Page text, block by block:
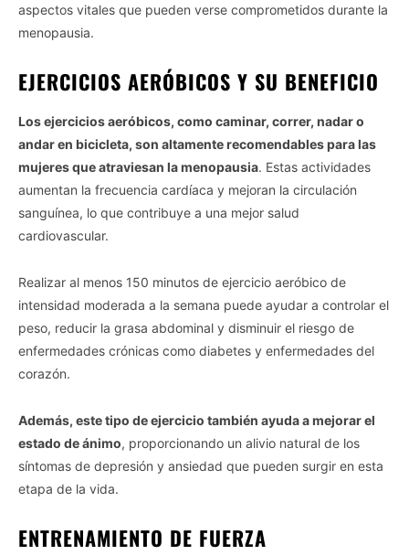
aspectos vitales que pueden verse comprometidos durante la
menopausia.
EJERCICIOS AERÓBICOS Y SU BENEFICIO
Los ejercicios aeróbicos, como caminar, correr, nadar o
andar en bicicleta, son altamente recomendables para las
mujeres que atraviesan la menopausia. Estas actividades
aumentan la frecuencia cardíaca y mejoran la circulación
sanguínea, lo que contribuye a una mejor salud
cardiovascular.
Realizar al menos 150 minutos de ejercicio aeróbico de
intensidad moderada a la semana puede ayudar a controlar el
peso, reducir la grasa abdominal y disminuir el riesgo de
enfermedades crónicas como diabetes y enfermedades del
corazón.
Además, este tipo de ejercicio también ayuda a mejorar el
estado de ánimo, proporcionando un alivio natural de los
síntomas de depresión y ansiedad que pueden surgir en esta
etapa de la vida.
ENTRENAMIENTO DE FUERZA